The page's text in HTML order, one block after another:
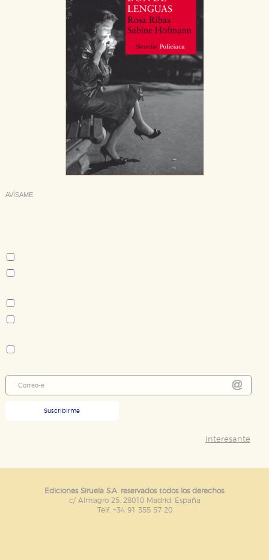
AVÍSAME
Suscribirme
Interesante
Ediciones Siruela S.A. reservados todos los derechos.
c/ Almagro 25. 28010 Madrid. España
Telf. +34 91 355 57 20